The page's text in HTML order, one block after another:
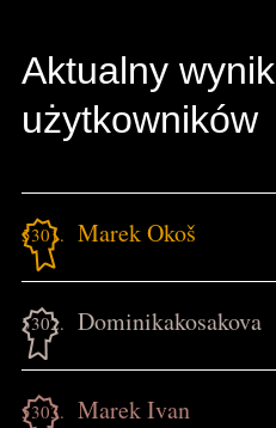
Aktualny wynik
użytkowników
5301. Marek Okoš
5302. Dominikakosakova
5303. Marek Ivan